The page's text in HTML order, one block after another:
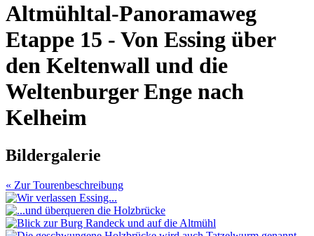
Altmühltal-Panoramaweg
Etappe 15 - Von Essing über
den Keltenwall und die
Weltenburger Enge nach
Kelheim
Bildergalerie
« Zur Tourenbeschreibung